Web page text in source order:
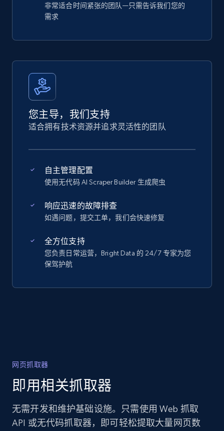
非常适合时间紧张的团队—只需告诉我们您的
需求
您主导，我们支持
适合拥有技术资源并追求灵活性的团队
自主管理配置
使用无代码 AI Scraper Builder 生成爬虫
响应迅速的故障排查
如遇问题，提交工单，我们会快速修复
全方位支持
您负责日常运营，Bright Data 的 24/7 专家为您
保驾护航
网页抓取器
即用相关抓取器
无需开发和维护基础设施。只需使用 Web 抓取
API 或无代码抓取器，即可轻松提取大量网页数